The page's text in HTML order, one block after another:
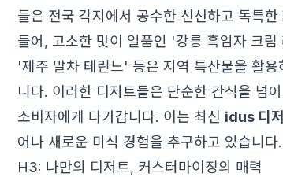
들은 전국 각지에서 공수한 신선하고 독특
들어, 고소한 맛이 일품인 '강릉 흑임자 크
'제주 말차 테린느' 등은 지역 특산물을 활
니다. 이러한 디저트들은 단순한 간식을 넘
소비자에게 다가갑니다. 이는 최신 idus 디
어나 새로운 미식 경험을 추구하고 있습니다.
H3: 나만의 디저트, 커스터마이징의 매력